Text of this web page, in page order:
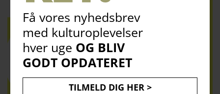
Få vores nyhedsbrev
med kulturoplevelser
hver uge OG BLIV
GODT OPDATERET
TILMELD DIG HER >